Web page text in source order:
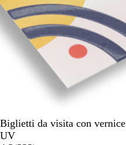
Biglietti da visita con vernice
UV